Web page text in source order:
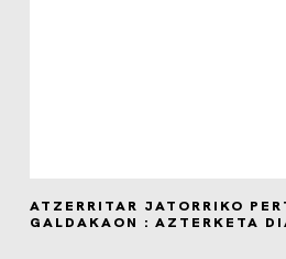
ATZERRITAR JATORRIKO
GALDAKAON : AZTERKETA